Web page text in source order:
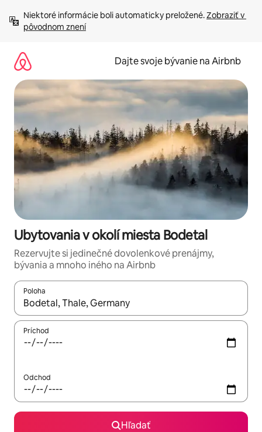
obsah.
Niektoré informácie boli automaticky preložené. Zobraziť v
pôvodnom znení
Dajte svoje bývanie na Airbnb
Ubytovania v okolí miesta Bodetal
Rezervujte si jedinečné dovolenkové prenájmy,
bývania a mnoho iného na Airbnb
Poloha
Keď budú výsledky k dispozícii, môžete si ich prechádzať
Príchod
Odchod
Hľadať